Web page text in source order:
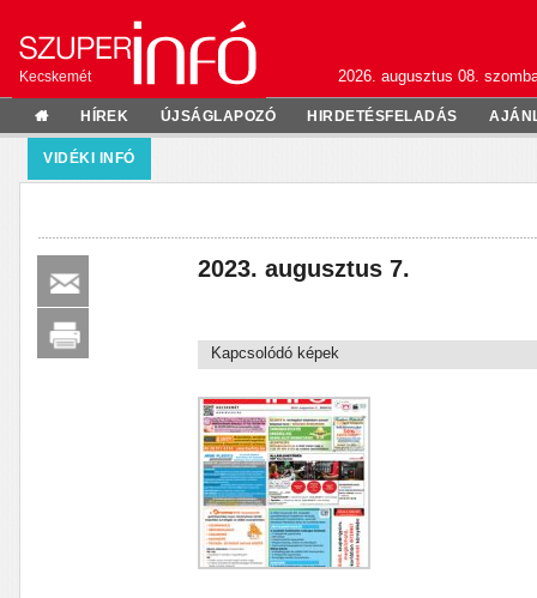
Kecskemét 2026. augusztus 08.
HÍREK ÚJSÁGLAPOZÓ HIRDETÉSFELADÁS
VIDÉKI INFÓ
2023. augusztus 7.
Kapcsolódó képek